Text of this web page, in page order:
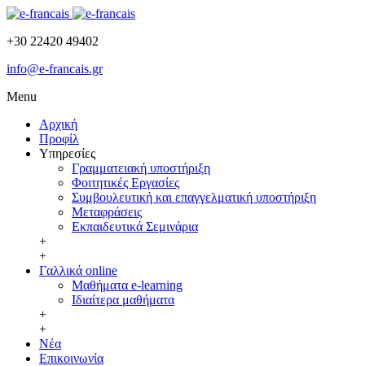
+30 22420 49402
info@e-francais.gr
Menu
Αρχική
Προφίλ
Υπηρεσίες
Γραμματειακή υποστήριξη
Φοιτητικές Εργασίες
Συμβουλευτική και επαγγελματική υποστήριξη
Μεταφράσεις
Εκπαιδευτικά Σεμινάρια
+
+
Γαλλικά online
Μαθήματα e-learning
Ιδιαίτερα μαθήματα
+
+
Νέα
Επικοινωνία